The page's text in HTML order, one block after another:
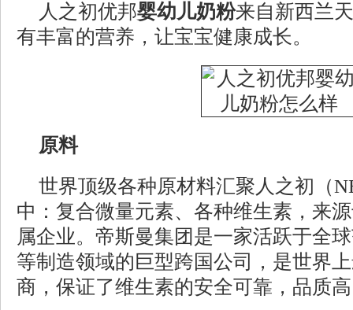
人之初优邦婴幼儿奶粉来自新西兰
有丰富的营养，让宝宝健康成长。
原料
世界顶级各种原材料汇聚人之初（
中：复合微量元素、各种维生素，来
属企业。帝斯曼集团是一家活跃于全
等制造领域的巨型跨国公司，是世界
商，保证了维生素的安全可靠，品质